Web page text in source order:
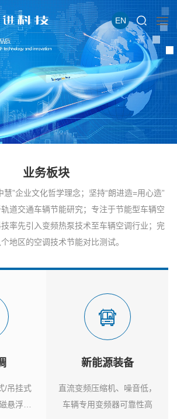
EN
业务板块
慧”企业文化哲学理念；坚持“朗进造=用心造”
道交通车辆节能研究；专注于节能型车辆空
率先引入变频热泵技术至车辆空调行业；完
地区的空调技术节能对比测试。
/吊挂式
悬浮列
新能源装备
直流变频压缩机、噪音低，
车辆专用变频器可靠性高